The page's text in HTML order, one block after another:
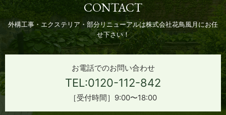
CONTACT
外構工事・エクステリア・部分リニューアルは株式会社花鳥風月にお任
せ下さい！
お電話でのお問い合わせ
TEL:0120-112-842
［受付時間］9:00〜18:00